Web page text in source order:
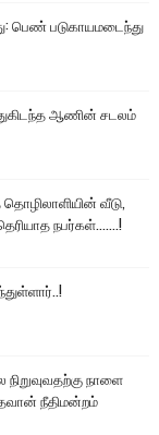
பெண் படுகாயமடைந்து
ஆணின் சடலம்
வீடு,
நபர்கள்.......!
நாளை
நீதிமன்றம்